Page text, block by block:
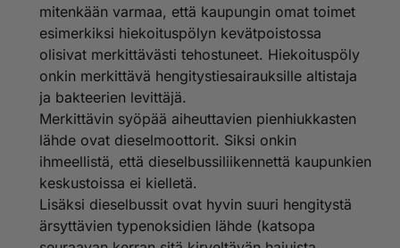
mitenkään varmaa, että kaupungin omat toimet
esimerkiksi hiekoituspölyn kevätpoistossa
olisivat merkittävästi tehostuneet. Hiekoituspöly
onkin merkittävä hengitystiesairauksille altistaja
ja bakteerien levittäjä.
Merkittävin syöpää aiheuttavien pienhiukkasten
lähde ovat dieselmoottorit. Siksi onkin
ihmeellistä, että dieselbussiliikennettä kaupunkien
keskustoissa ei kielletä.
Lisäksi dieselbussit ovat hyvin suuri hengitystä
ärsyttävien typenoksidien lähde (katsopa